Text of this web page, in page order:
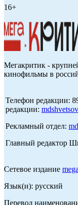
16+
Мегакритик -
кинофильмы в
Телефон редакции:
редакции:
Рекламный отдел:
Главный редактор
Сетевое издание
Язык(и): русский
Перевод